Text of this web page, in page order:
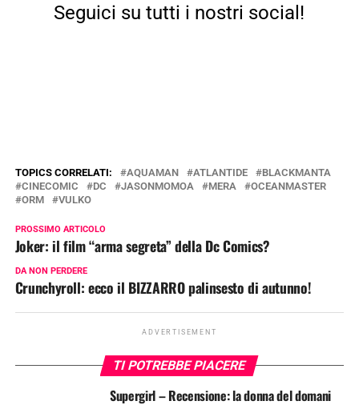
Seguici su tutti i nostri social!
TOPICS CORRELATI: AQUAMAN ATLANTIDE
BLACKMANTA
CINECOMIC
DC JASONMOMOA MERA
OCEANMASTER
ORM
VULKO
PROSSIMO ARTICOLO
Joker: il film “arma segreta” della Dc Comics?
DA NON PERDERE
Crunchyroll: ecco il BIZZARRO palinsesto di autunno!
ADVERTISEMENT
TI POTREBBE PIACERE
Supergirl – Recensione: la donna del domani